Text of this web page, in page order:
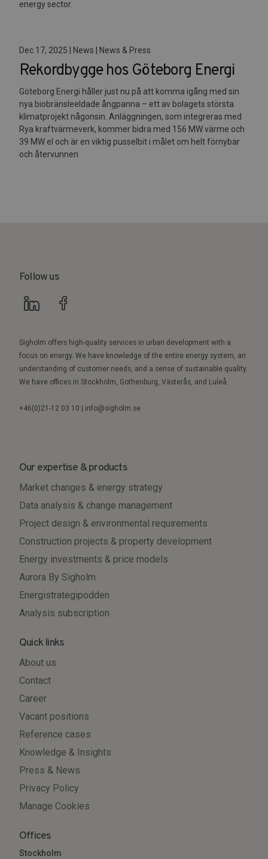
energy sector.
Dec 17, 2025 | News | News & Press
Rekordbygge hos Göteborg Energi
Göteborg Energi håller just nu på att komma igång med sin
nya biobränsleeldade ångpanna – ett av bolagets största
klimatprojekt någonsin. Anläggningen, som integreras med
Rya kraftvärmeverk, kommer bidra med 156 MW värme och
39 MW el och är en viktig pusselbit i målet om helt förnybar
och återvunnen
Follow us
Sigholm offers high-quality services in urban development with a
focus on energy. We have knowledge of the entire energy system, an
understanding of customer needs, and a sense of sustainable quality.
We have offices in Stockholm, Gothenburg, Västerås, and Luleå.
+46(0)21-12 03 10 | info@sigholm.se
Our expertise & products
Market changes & energy strategy
Data analysis & change management
Project design & environmental requirements
Construction projects & property development
Energy investments & price models
Aurora By Sigholm
Energistrategipodden
Analysis subscription
Quick links
About us
Contact
Career
Vacant positions
Reference cases
Knowledge & Insights
Press & News
Privacy Policy
Manage Cookies
Offices
Stockholm